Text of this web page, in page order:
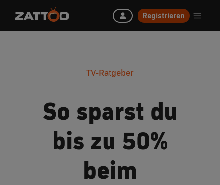
Registrieren
TV-Ratgeber
So sparst du
bis zu 50%
beim